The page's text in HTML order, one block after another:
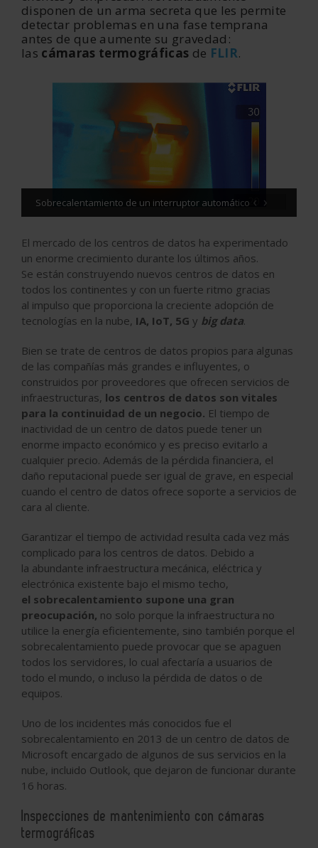
disponen de un arma secreta que les permite
detectar problemas en una fase temprana
antes de que aumente su gravedad:
las cámaras termográficas de FLIR.
Sobrecalentamiento de un interruptor automático ‹ ›
El mercado de los centros de datos ha experimentado
un enorme crecimiento durante los últimos años.
Se están construyendo nuevos centros de datos en
todos los continentes y con un fuerte ritmo gracias
al impulso que proporciona la creciente adopción de
tecnologías en la nube, IA, IoT, 5G y big data.
Bien se trate de centros de datos propios para algunas
de las compañías más grandes e influyentes, o
construidos por proveedores que ofrecen servicios de
infraestructuras, los centros de datos son vitales
para la continuidad de un negocio. El tiempo de
inactividad de un centro de datos puede tener un
enorme impacto económico y es preciso evitarlo a
cualquier precio. Además de la pérdida financiera, el
daño reputacional puede ser igual de grave, en especial
cuando el centro de datos ofrece soporte a servicios de
cara al cliente.
Garantizar el tiempo de actividad resulta cada vez más
complicado para los centros de datos. Debido a
la abundante infraestructura mecánica, eléctrica y
electrónica existente bajo el mismo techo,
el sobrecalentamiento supone una gran
preocupación, no solo porque la infraestructura no
utilice la energía eficientemente, sino también porque el
sobrecalentamiento puede provocar que se apaguen
todos los servidores, lo cual afectaría a usuarios de
todo el mundo, o incluso la pérdida de datos o de
equipos.
Uno de los incidentes más conocidos fue el
sobrecalentamiento en 2013 de un centro de datos de
Microsoft encargado de algunos de sus servicios en la
nube, incluido Outlook, que dejaron de funcionar durante
16 horas.
Inspecciones de mantenimiento con cámaras
termográficas